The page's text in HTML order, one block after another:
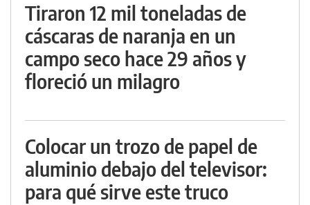
Tiraron 12 mil toneladas de
cáscaras de naranja en un
campo seco hace 29 años y
floreció un milagro
Colocar un trozo de papel de
aluminio debajo del televisor:
para qué sirve este truco